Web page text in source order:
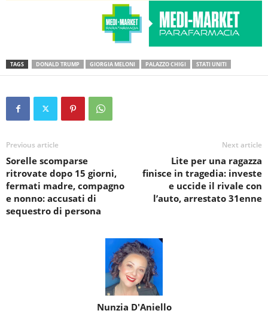
TAGS DONALD TRUMP GIORGIA MELONI PALAZZO CHIGI STATI UNITI
Previous article
Sorelle scomparse
ritrovate dopo 15 giorni,
fermati madre, compagno
e nonno: accusati di
sequestro di persona
Next article
Lite per una ragazza
finisce in tragedia: investe
e uccide il rivale con
l’auto, arrestato 31enne
Nunzia D'Aniello